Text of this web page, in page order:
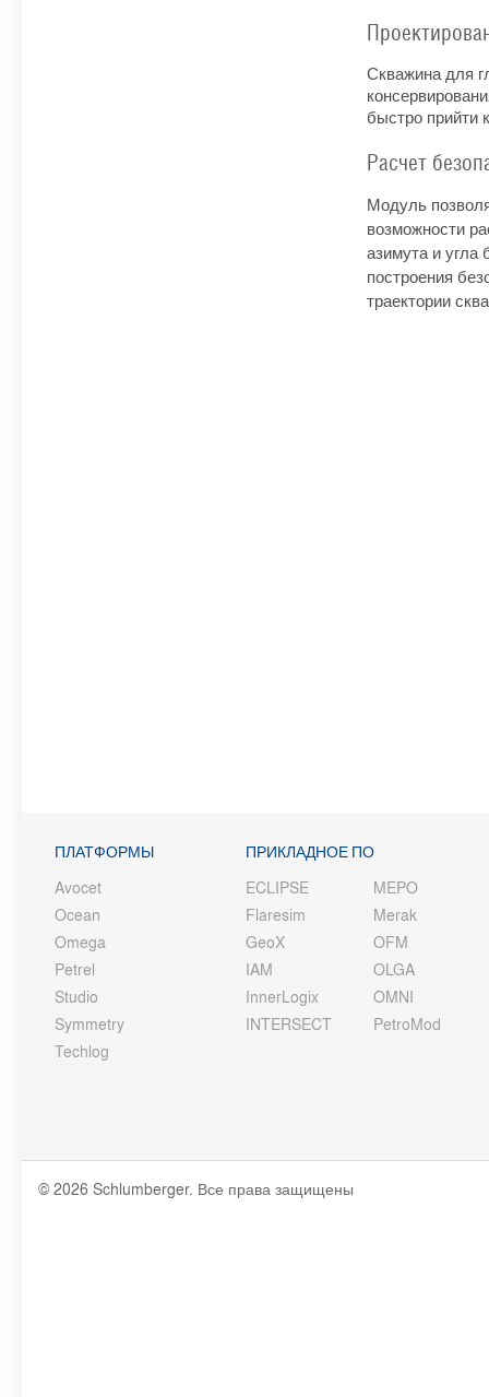
Скважина для
быстро прийти
Расчет
Модуль
возможности
азимута и угла
построения
траектории
ПЛАТФОРМЫ
Avocet
Ocean
Omega
Petrel
Studio
Symmetry
Techlog
ПРИКЛАДНОЕ ПО
ECLIPSE
Flaresim
GeoX
IAM
InnerLogix
INTERSECT
MEPO
Merak
OFM
OLGA
OMNI
PetroMod
© 2026 Schlumberger. Все права защищены